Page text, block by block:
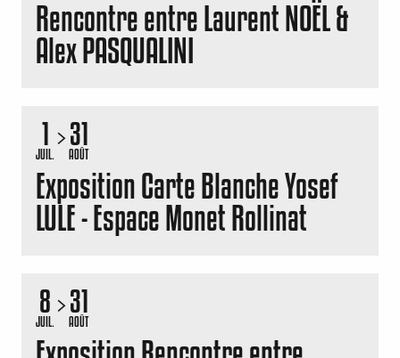
Rencontre entre Laurent NOËL &
Alex PASQUALINI
1
JUIL.
31
AOÛT
Exposition Carte Blanche Yosef
LULE - Espace Monet Rollinat
8
JUIL.
31
AOÛT